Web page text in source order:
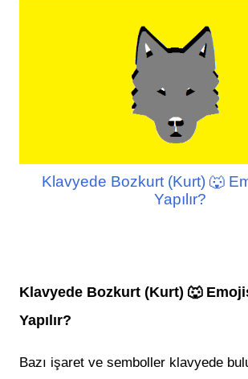
Klavyede Bozkurt (Kurt) 🐺
Yapılır?
Klavyede Bozkurt (Kurt) 🐺
Yapılır?
Bazı işaret ve semboller klavyede